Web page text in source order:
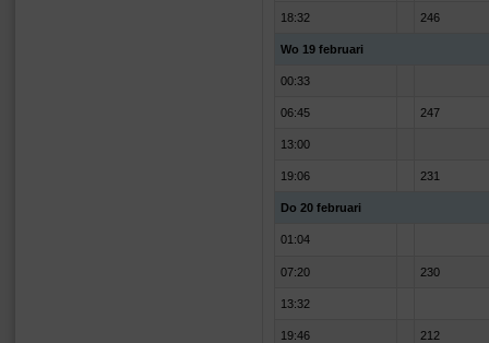
18:32 246
Wo 19 februari
00:33
06:45 247
13:00
19:06 231
Do 20 februari
01:04
07:20 230
13:32
19:46 212